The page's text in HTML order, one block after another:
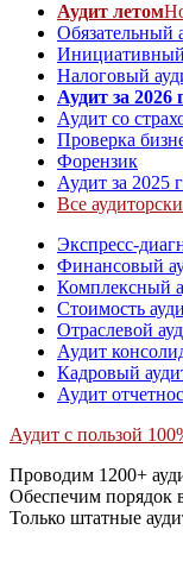
Аудит летом
Обязательный
Инициативный
Налоговый
Аудит за 2026
Аудит со
Проверка
Форензик
Аудит за 2025
Все
Экспресс-
Финансовый
Комплексный
Стоимость
Отраслевой
Аудит
Кадровый
Аудит
Аудит с пользой
Проводим 1200+
Обеспечим порядок
Только штатные